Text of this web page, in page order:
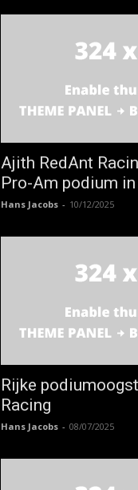
Ajith RedAnt
Pro-Am podium in
Hans Jacobs - 10/12/2025
Rijke
Racing
Hans Jacobs - 08/07/2025